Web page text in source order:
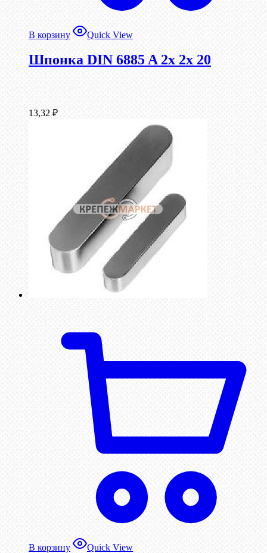
В корзину Quick View
Шпонка DIN 6885 A 2x 2x 20
13,32 ₽
В корзину Quick View